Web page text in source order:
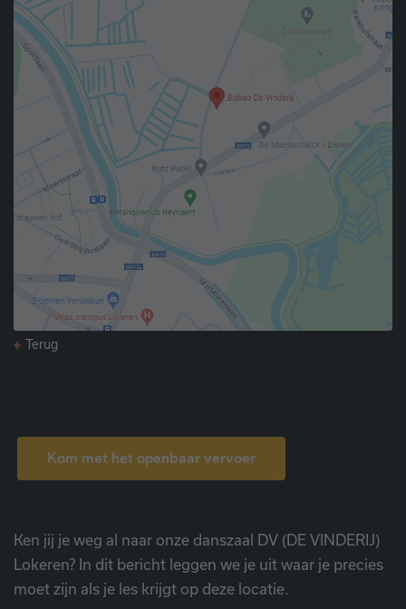
Terug
Kom met het openbaar vervoer
Ken jij je weg al naar onze danszaal DV (DE VINDERIJ)
Lokeren? In dit bericht leggen we je uit waar je precies
moet zijn als je les krijgt op deze locatie.